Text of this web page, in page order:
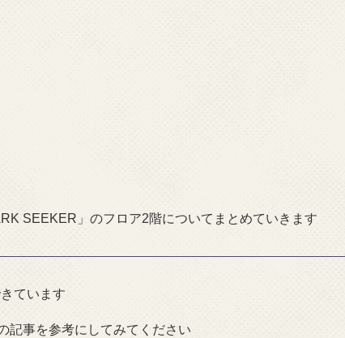
SEEKER」のフロア2階についてまとめていきます
ています
記事を参考にしてみてください